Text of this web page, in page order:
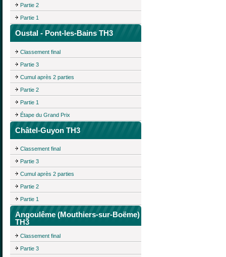
Partie 2
Partie 1
Oustal - Pont-les-Bains TH3
Classement final
Partie 3
Cumul après 2 parties
Partie 2
Partie 1
Étape du Grand Prix
Châtel-Guyon TH3
Classement final
Partie 3
Cumul après 2 parties
Partie 2
Partie 1
Angoulême (Mouthiers-sur-Boëme)
TH3
Classement final
Partie 3